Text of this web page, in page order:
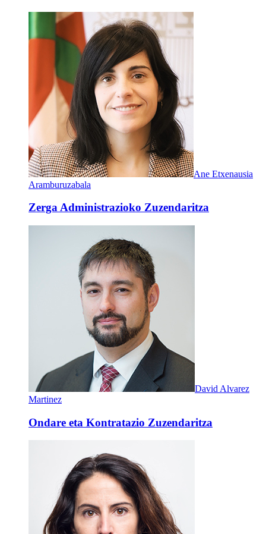
Ane Etxenausia
Aramburuzabala
Zerga Administrazioko Zuzendaritza
David Alvarez
Martinez
Ondare eta Kontratazio Zuzendaritza